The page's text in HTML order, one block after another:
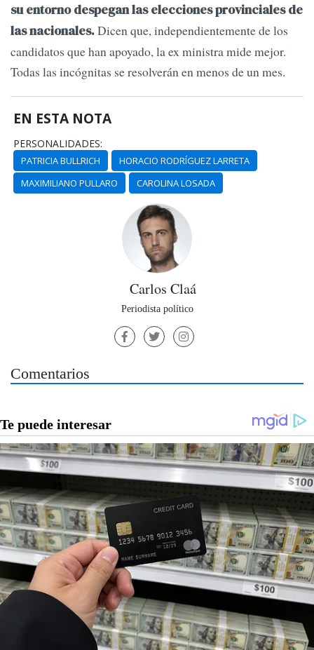
su entorno despegan las elecciones provinciales de
las nacionales.Dicen que, independientemente de los
candidatos que han apoyado, la ex ministra mide mejor.
Todas las incógnitas se resolverán en menos de un mes.
EN ESTA NOTA
PERSONALIDADES:
PATRICIA BULLRICH
HORACIO RODRÍGUEZ LARRETA
MAXIMILIANO PULLARO
CAROLINA LOSADA
Carlos Claá
Periodista político
Comentarios